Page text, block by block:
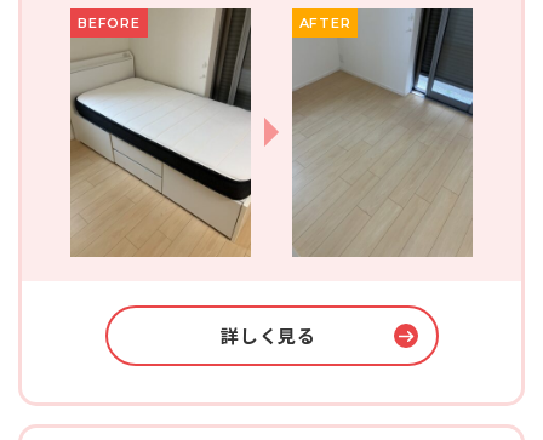
BEFORE AFTER
詳しく見る